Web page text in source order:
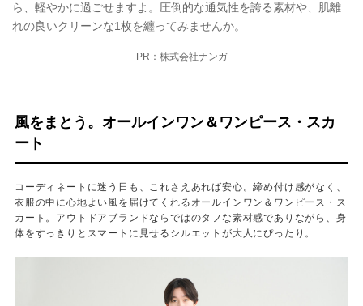
ら、軽やかに過ごせますよ。圧倒的な通気性を誇る素材や、肌離
れの良いクリーンな1枚を纏ってみませんか。
PR：株式会社ナンガ
風をまとう。オールインワン＆ワンピース・スカ
ート
コーディネートに迷う日も、これさえあれば安心。締め付け感がなく、
衣服の中に心地よい風を届けてくれるオールインワン＆ワンピース・ス
カート。アウトドアブランドならではのタフな素材感でありながら、身
体をすっきりとスマートに見せるシルエットが大人にぴったり。